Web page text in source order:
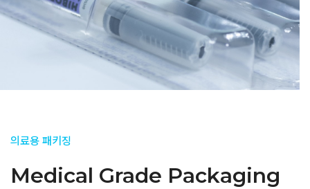
의료용 패키징
Medical Grade Packaging​